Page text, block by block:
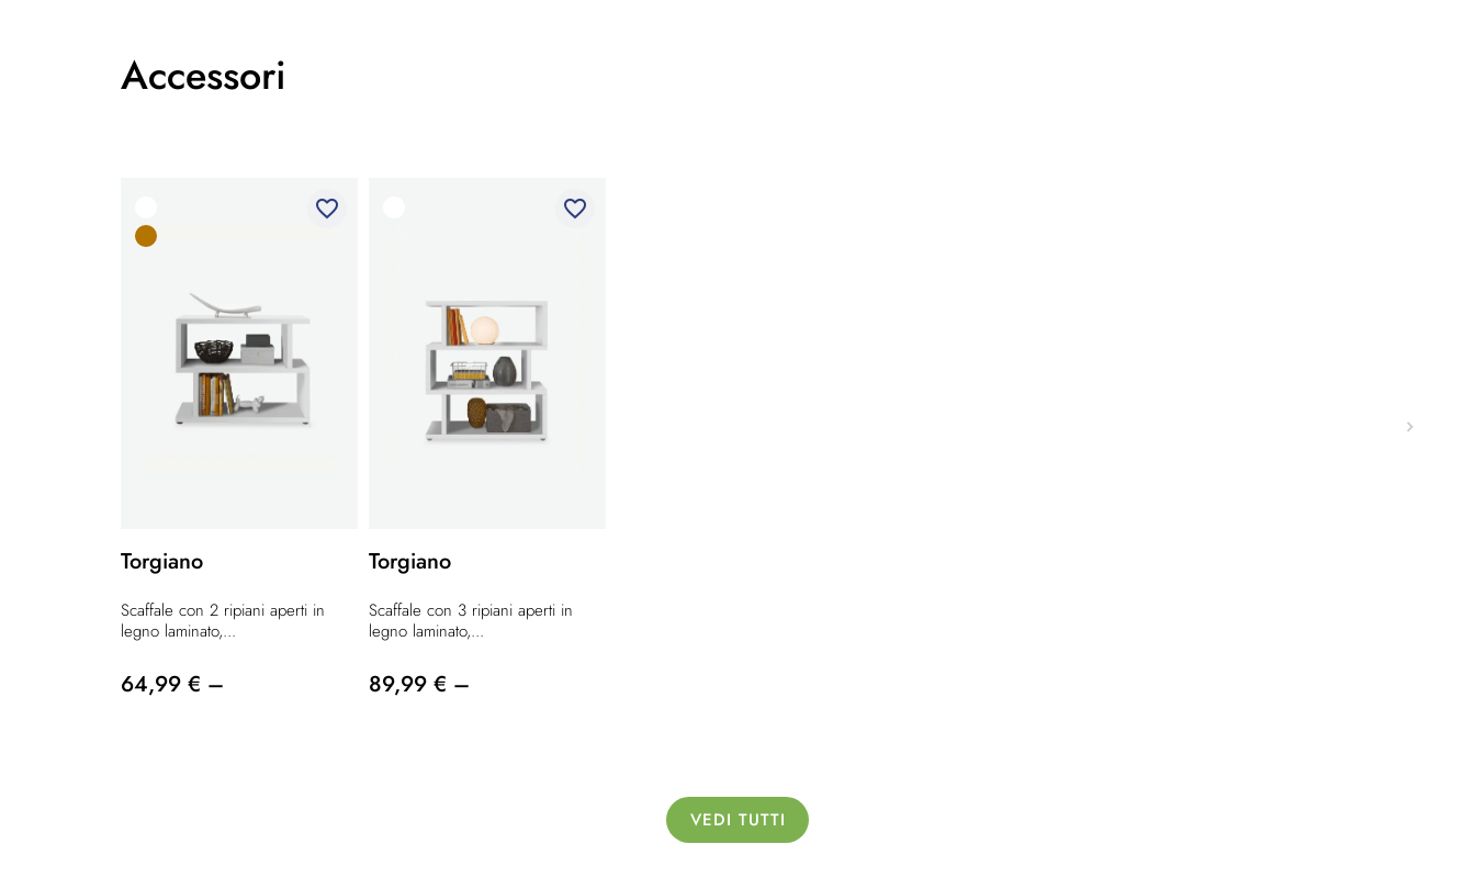
Accessori
favorite_border
Torgiano
Scaffale con 2 ripiani aperti in
legno laminato,...
64,99 € –
favorite_border
Torgiano
Scaffale con 3 ripiani aperti in
legno laminato,...
89,99 € –
VEDI TUTTI